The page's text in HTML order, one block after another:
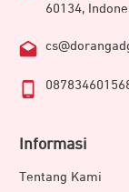
60134,
Informasi
Tentang Kami